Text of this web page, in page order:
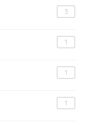
3
1
1
1